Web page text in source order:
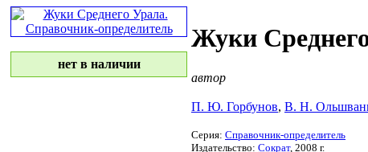
нет в наличии
Жуки
автор
П. Ю. Горбунов, В. Н.
Серия: Справочник-определитель
Издательство: Сократ, 2008 г.